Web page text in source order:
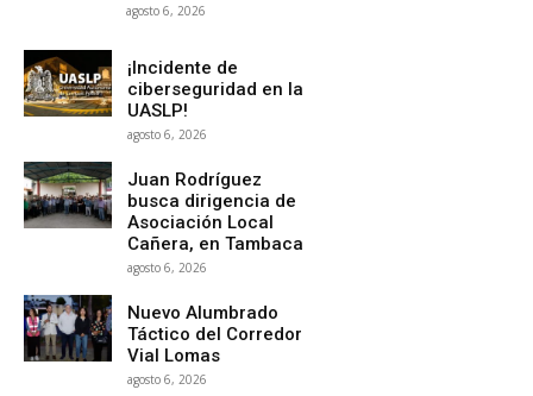
agosto 6, 2026
¡Incidente de
ciberseguridad en la
UASLP!
agosto 6, 2026
Juan Rodríguez
busca dirigencia de
Asociación Local
Cañera, en Tambaca
agosto 6, 2026
Nuevo Alumbrado
Táctico del Corredor
Vial Lomas
agosto 6, 2026